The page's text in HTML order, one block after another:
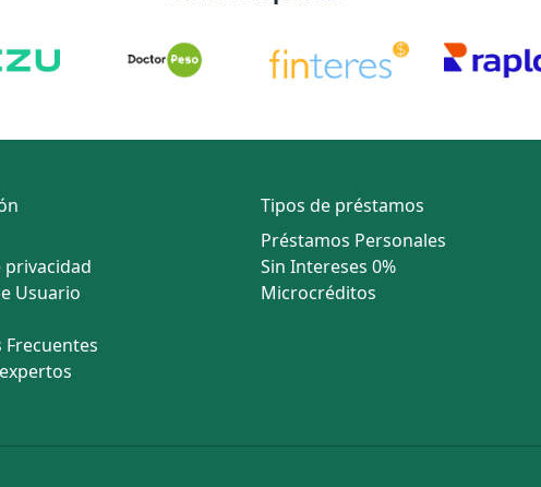
privacidad
Usuario
Tipos de préstamos
Préstamos Personales
Sin Intereses 0%
Microcréditos